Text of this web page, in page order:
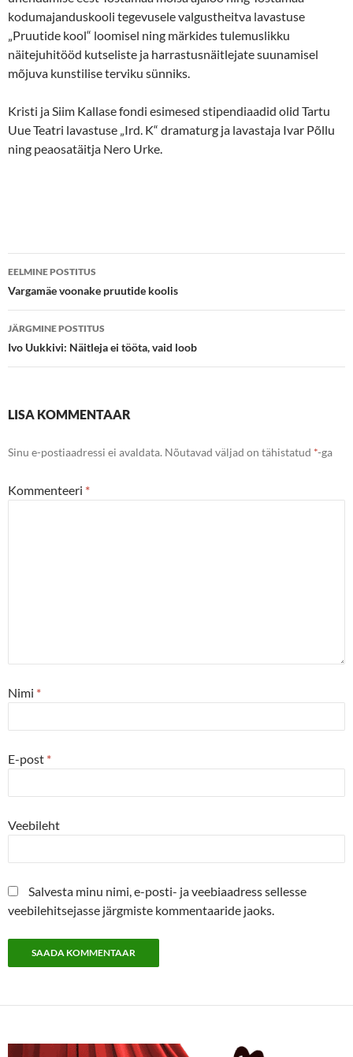
kodumajanduskooli tegevusele valgustheitva lavastuse
„Pruutide kool“ loomisel ning märkides tulemuslikku
näitejuhitööd kutseliste ja harrastusnäitlejate suunamisel
mõjuva kunstilise terviku sünniks.
Kristi ja Siim Kallase fondi esimesed stipendiaadid olid Tartu
Uue Teatri lavastuse „Ird. K“ dramaturg ja lavastaja Ivar Põllu
ning peaosatäitja Nero Urke.
Postituste
töölaud
EELMINE POSTITUS
Vargamäe voonake pruutide koolis
JÄRGMINE POSTITUS
Ivo Uukkivi: Näitleja ei tööta, vaid loob
LISA KOMMENTAAR
Sinu e-postiaadressi ei avaldata. Nõutavad väljad on tähistatud *-ga
Kommenteeri *
Nimi *
E-post *
Veebileht
Salvesta minu nimi, e-posti- ja veebiaadress sellesse
veebilehitsejasse järgmiste kommentaaride jaoks.